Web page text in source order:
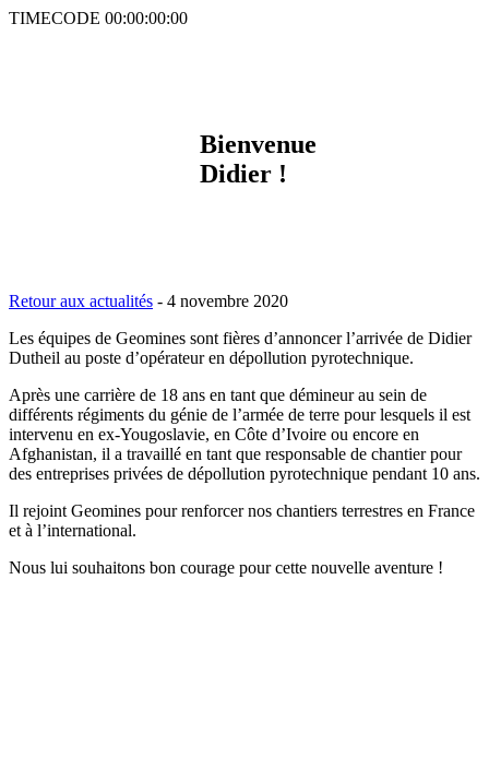
TIMECODE 00:00:00:00
Bienvenue
Didier !
Retour aux actualités - 4 novembre 2020
Les équipes de Geomines sont fières d’annoncer l’arrivée de Didier
Dutheil au poste d’opérateur en dépollution pyrotechnique.
Après une carrière de 18 ans en tant que démineur au sein de
différents régiments du génie de l’armée de terre pour lesquels il est
intervenu en ex-Yougoslavie, en Côte d’Ivoire ou encore en
Afghanistan, il a travaillé en tant que responsable de chantier pour
des entreprises privées de dépollution pyrotechnique pendant 10 ans.
Il rejoint Geomines pour renforcer nos chantiers terrestres en France
et à l’international.
Nous lui souhaitons bon courage pour cette nouvelle aventure !